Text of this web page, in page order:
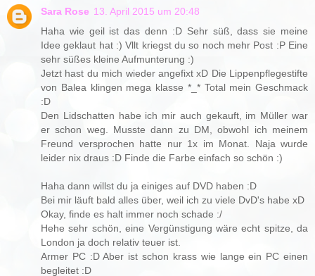
Sara Rose 13. April 2015 um 20:48
Haha wie geil ist das denn :D Sehr süß, dass sie meine
Idee geklaut hat :) Vllt kriegst du so noch mehr Post :P Eine
sehr süßes kleine Aufmunterung :)
Jetzt hast du mich wieder angefixt xD Die Lippenpflegestifte
von Balea klingen mega klasse *_* Total mein Geschmack
:D
Den Lidschatten habe ich mir auch gekauft, im Müller war
er schon weg. Musste dann zu DM, obwohl ich meinem
Freund versprochen hatte nur 1x im Monat. Naja wurde
leider nix draus :D Finde die Farbe einfach so schön :)
Haha dann willst du ja einiges auf DVD haben :D
Bei mir läuft bald alles über, weil ich zu viele DvD's habe xD
Okay, finde es halt immer noch schade :/
Hehe sehr schön, eine Vergünstigung wäre echt spitze, da
London ja doch relativ teuer ist.
Armer PC :D Aber ist schon krass wie lange ein PC einen
begleitet :D